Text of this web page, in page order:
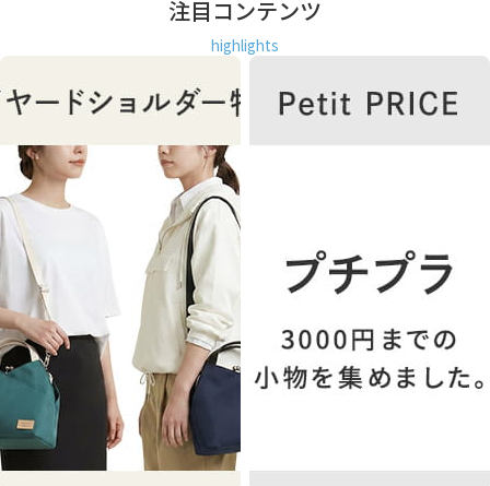
注目コンテンツ
highlights